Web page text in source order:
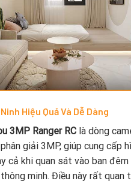
Hiệu Quả Và Dễ Dàng
3MP Ranger RC là dòng
giải 3MP, giúp cung cấp
cả khi quan sát vào ban đêm
minh. Điều này rất quan